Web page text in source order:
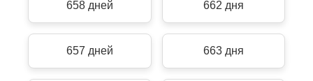
658 дней 662 дня
657 дней 663 дня